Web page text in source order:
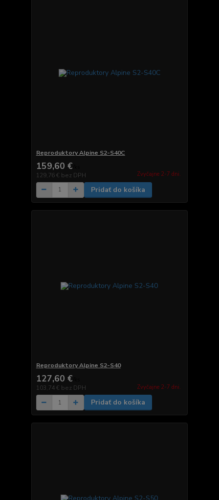
Reproduktory Alpine S2-S40C
159,60 €
129,76 € bez DPH Zvyčajne 2-7 dni.
Pridať do košíka
Reproduktory Alpine S2-S40
127,60 €
103,74 € bez DPH Zvyčajne 2-7 dni.
Pridať do košíka